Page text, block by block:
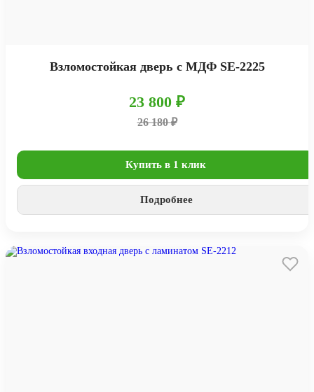
Взломостойкая дверь с МДФ SE-2225
23 800 ₽
26 180 ₽
Купить в 1 клик
Подробнее